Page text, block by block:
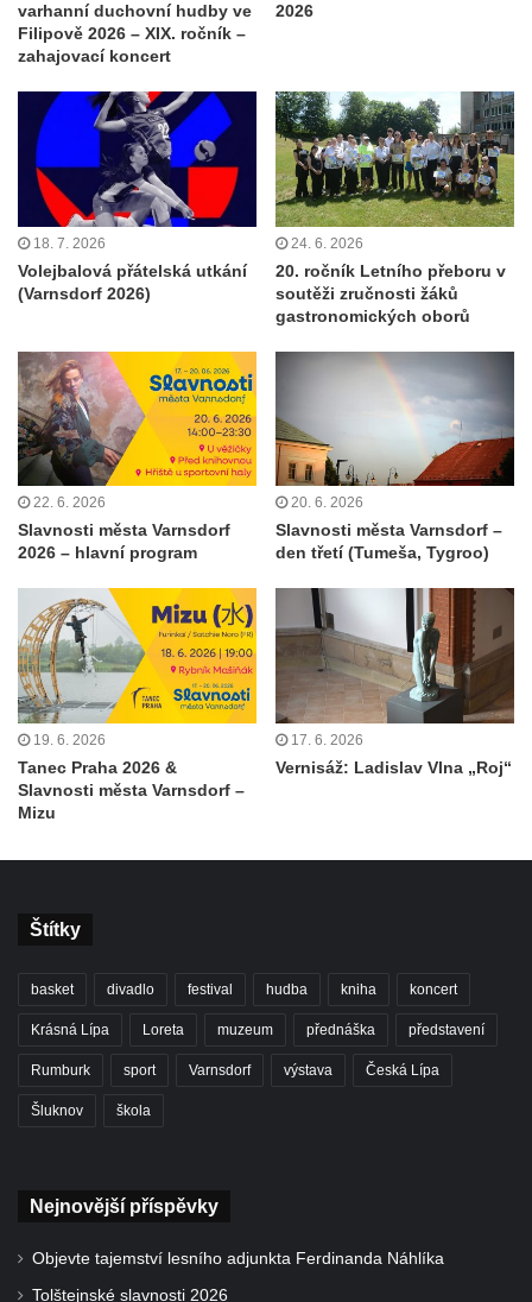
varhanní duchovní hudby ve
Filipově 2026 – XIX. ročník –
zahajovací koncert
2026
18. 7. 2026
Volejbalová přátelská utkání
(Varnsdorf 2026)
24. 6. 2026
20. ročník Letního přeboru v
soutěži zručnosti žáků
gastronomických oborů
22. 6. 2026
Slavnosti města Varnsdorf
2026 – hlavní program
20. 6. 2026
Slavnosti města Varnsdorf –
den třetí (Tumeša, Tygroo)
19. 6. 2026
Tanec Praha 2026 &
Slavnosti města Varnsdorf –
Mizu
17. 6. 2026
Vernisáž: Ladislav Vlna „Roj“
Štítky
basket divadlo festival hudba kniha koncert
Krásná Lípa Loreta muzeum přednáška představení
Rumburk sport Varnsdorf výstava Česká Lípa
Šluknov škola
Nejnovější příspěvky
Objevte tajemství lesního adjunkta Ferdinanda Náhlíka
Tolštejnské slavnosti 2026